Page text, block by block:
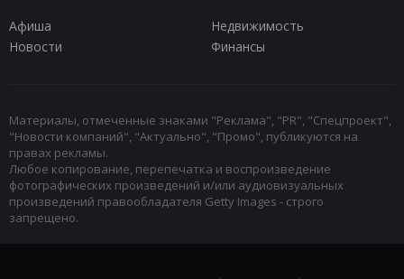
Афиша
Недвижимость
Новости
Финансы
Материалы, отмеченные знаками "Реклама", "PR", "Спецпроект",
"Новости компаний", "Актуально", "Промо", публикуются на
правах рекламы.
Любое копирование, перепечатка и воспроизведение
фотографических произведений и/или аудиовизуальных
произведений правообладателя Getty Images - строго
запрещено.